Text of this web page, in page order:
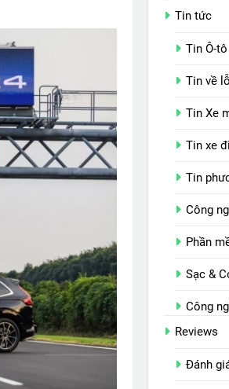
Tin tức
Tin Ô-
Tin về
Tin Xe
Tin xe
Tin
Công
Phần
Sạc &
Công
Reviews
Đánh